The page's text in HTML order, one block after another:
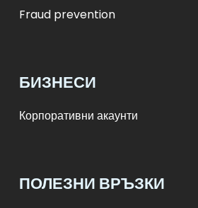
Fraud prevention
БИЗНЕСИ
Корпоративни акаунти
ПОЛЕЗНИ ВРЪЗКИ